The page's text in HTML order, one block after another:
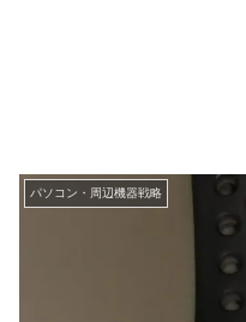
パソコン・周辺機器戦略